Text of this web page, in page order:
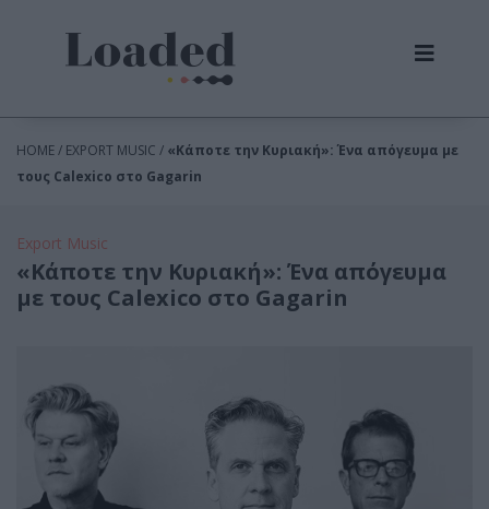
HOME / EXPORT MUSIC / «Κάποτε την Κυριακή»: Ένα απόγευμα με
τους Calexico στο Gagarin
Export Music
«Κάποτε την Κυριακή»: Ένα απόγευμα
με τους Calexico στο Gagarin